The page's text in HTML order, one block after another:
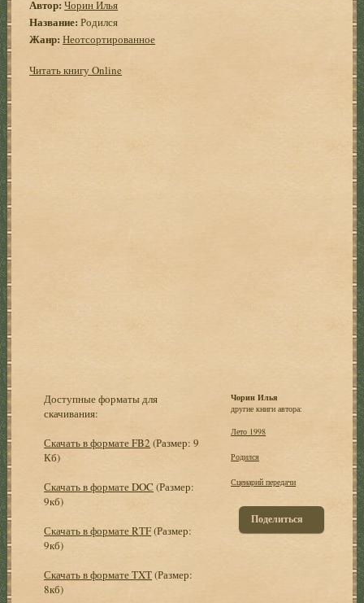
Автор: Чорин Илья
Название: Родился
Жанр: Неотсортированное
Читать книгу Online
Доступные форматы для
скачивания:
Скачать в формате FB2 (Размер: 9
Кб)
Скачать в формате DOC (Размер:
9кб)
Скачать в формате RTF(Размер:
9кб)
Скачать в формате TXT(Размер:
8кб)
Чорин Илья
другие книги автора:
Лето 1998
Родился
Сценарий передачи
Поделиться